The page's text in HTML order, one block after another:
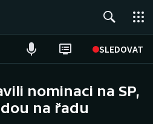
SLEDOVAT
nominaci na SP,
na řadu